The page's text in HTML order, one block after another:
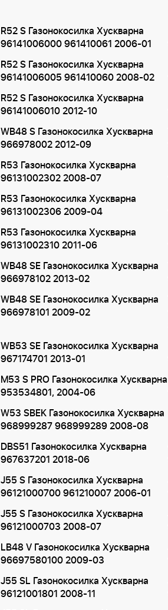
R52 S Газонокосилка Хускварна
96141006000 961410061 2006-01
R52 S Газонокосилка Хускварна
96141006005 961410060 2008-02
R52 S Газонокосилка Хускварна
96141006010 2012-10
WB48 S Газонокосилка Хускварна
966978002 2012-09
R53 Газонокосилка Хускварна
96131002302 2008-07
R53 Газонокосилка Хускварна
96131002306 2009-04
R53 Газонокосилка Хускварна
96131002310 2011-06
WB48 SE Газонокосилка Хускварна
966978102 2013-02
WB48 SE Газонокосилка Хускварна
966978101 2009-02
WB53 SE Газонокосилка Хускварна
967174701 2013-01
M53 S PRO Газонокосилка Хускварна
953534801, 2004-06
W53 SBEK Газонокосилка Хускварна
968999287 968999289 2008-08
DBS51 Газонокосилка Хускварна
967637201 2018-06
J55 S Газонокосилка Хускварна
96121000700 961210007 2006-01
J55 S Газонокосилка Хускварна
96121000703 2008-07
LB48 V Газонокосилка Хускварна
96697580100 2009-03
J55 SL Газонокосилка Хускварна
96121001801 2008-11